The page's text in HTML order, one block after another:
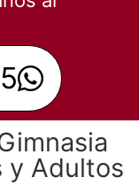
y Adultos